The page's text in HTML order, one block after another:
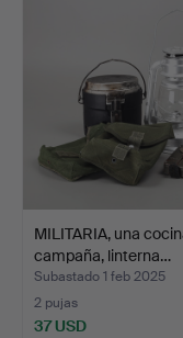
MILITARIA, una
campaña, linterna…
Subastado 1 feb 2025
2 pujas
37 USD